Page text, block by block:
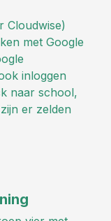
Cloudwise)
met Google
inloggen
naar school,
er zelden